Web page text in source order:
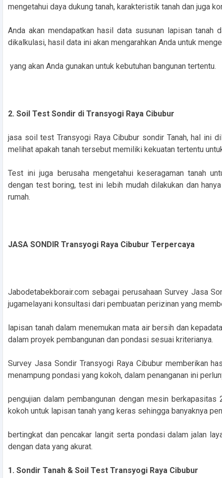
mengetahui daya dukung tanah, karakteristik tanah dan juga
Anda akan mendapatkan hasil data susunan lapisan tanah
dikalkulasi, hasil data ini akan mengarahkan Anda untuk
yang akan Anda gunakan untuk kebutuhan bangunan tertentu.
2. Soil Test Sondir di Transyogi Raya Cibubur
jasa soil test Transyogi Raya Cibubur sondir Tanah, hal ini
melihat apakah tanah tersebut memiliki kekuatan tertentu
Test ini juga berusaha mengetahui keseragaman tanah
dengan test boring, test ini lebih mudah dilakukan dan
rumah.
JASA SONDIR Transyogi Raya Cibubur Terpercaya
Jabodetabekborair.com sebagai perusahaan Survey Jasa
jugamelayani konsultasi dari pembuatan perizinan yang
lapisan tanah dalam menemukan mata air bersih dan
dalam proyek pembangunan dan pondasi sesuai kriterianya.
Survey Jasa Sondir Transyogi Raya Cibubur memberikan
menampung pondasi yang kokoh, dalam penanganan ini
pengujian dalam pembangunan dengan mesin
kokoh untuk lapisan tanah yang keras sehingga banyaknya
bertingkat dan pencakar langit serta pondasi dalam jalan
dengan data yang akurat.
1. Sondir Tanah & Soil Test Transyogi Raya Cibubur